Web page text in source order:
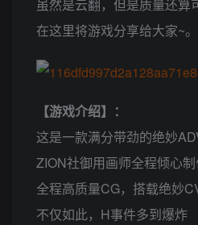
虽然是云翻，但是质量还算
在这里将游戏分享给大家~。
【游戏介绍】：
这是一款满分带劲的绝妙
ZION社御用画师全程倾心
全程高质量CG，搭载绝妙
不仅如此，H事件多到爆炸